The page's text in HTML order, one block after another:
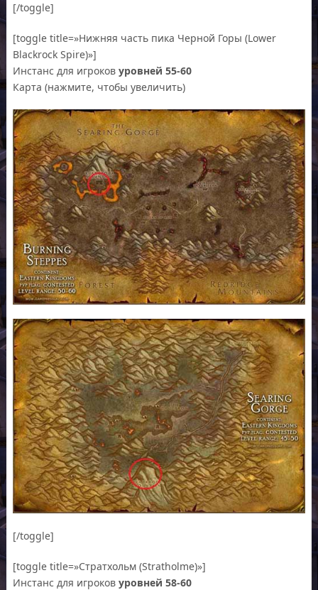
[/toggle]
[toggle title=»Нижняя часть пика Черной Горы (Lower
Blackrock Spire)»]
Инстанс для игроковуровней 55-60
Карта (нажмите, чтобы увеличить)
[/toggle]
[toggle title=»Стратхольм (Stratholme)»]
Инстанс для игроковуровней 58-60